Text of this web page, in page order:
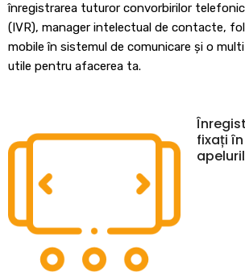
înregistrarea tuturor convorbirilor
(IVR), manager intelectual de contacte,
mobile în sistemul de comunicare și o
utile pentru afacerea ta.
fixați